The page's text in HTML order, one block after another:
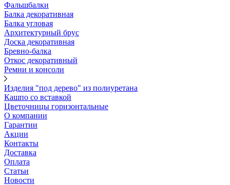
Фальшбалки
Балка декоративная
Балка угловая
Архитектурный брус
Доска декоративная
Бревно-балка
Откос декоративный
Ремни и консоли
Изделия "под дерево" из полиуретана
Кашпо со вставкой
Цветочницы горизонтальные
О компании
Гарантии
Акции
Контакты
Доставка
Оплата
Статьи
Новости